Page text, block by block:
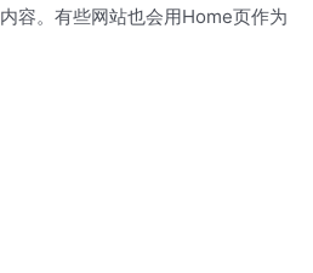
容。有些网站也会用Home页作为